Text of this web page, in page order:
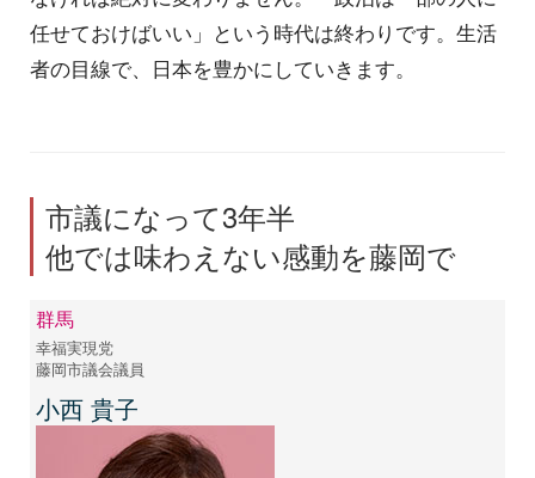
任せておけばいい」という時代は終わりです。生活
者の目線で、日本を豊かにしていきます。
市議になって3年半
他では味わえない感動を藤岡で
群馬
幸福実現党
藤岡市議会議員
小西 貴子